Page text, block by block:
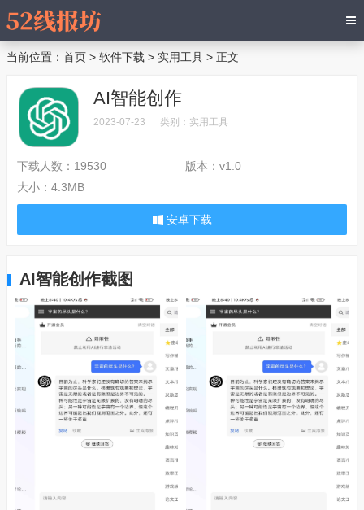
当前位置： 首页 > 软件下载 > 实用工具 > 正文
AI智能创作
2023-07-23 类别： 实用工具
下载人数： 19530 版本： v1.0
大小： 4.3MB
安卓下载
AI智能创作截图